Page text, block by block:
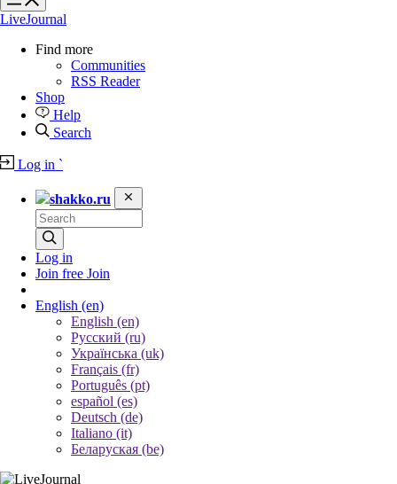
LiveJournal
Find more
Communities
RSS Reader
Shop
Help
Search
Log in `
shakko.ru
Log in
Join free Join
English (en)
English (en)
Русский (ru)
Українська (uk)
Français (fr)
Português (pt)
español (es)
Deutsch (de)
Italiano (it)
Беларуская (be)